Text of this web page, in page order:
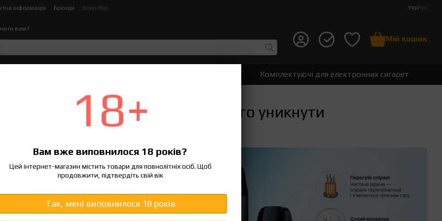
інформація Бренди Вейп-Вікі УкрРус
вам?
Мій кошик
сигарет Комплектуючі для електронних сигарет
система дає присмак гару і як цього уникнути
дає присмак гару і як цього уникнути
18+
Вам вже виповнилося 18 років?
Цей інтернет-магазин містить товари для повнолітніх осіб. Щоб
продовжити, підтвердіть свій вік
Так, мені виповнилося 18 років